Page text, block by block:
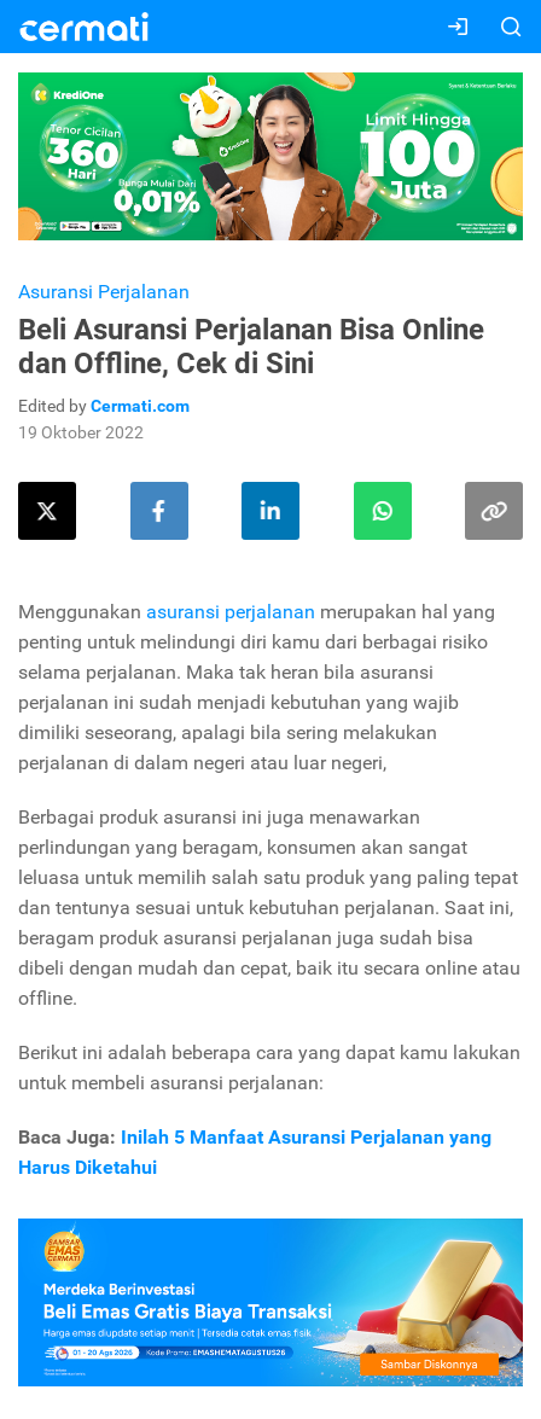
Asuransi Perjalanan
Beli Asuransi Perjalanan Bisa Online
dan Offline, Cek di Sini
Edited byCermati.com
19 Oktober 2022
Menggunakan asuransi perjalanan merupakan hal yang
penting untuk melindungi diri kamu dari berbagai risiko
selama perjalanan. Maka tak heran bila asuransi
perjalanan ini sudah menjadi kebutuhan yang wajib
dimiliki seseorang, apalagi bila sering melakukan
perjalanan di dalam negeri atau luar negeri,
Berbagai produk asuransi ini juga menawarkan
perlindungan yang beragam, konsumen akan sangat
leluasa untuk memilih salah satu produk yang paling tepat
dan tentunya sesuai untuk kebutuhan perjalanan. Saat ini,
beragam produk asuransi perjalanan juga sudah bisa
dibeli dengan mudah dan cepat, baik itu secara online atau
offline.
Berikut ini adalah beberapa cara yang dapat kamu lakukan
untuk membeli asuransi perjalanan:
Baca Juga: Inilah 5 Manfaat Asuransi Perjalanan yang
Harus Diketahui